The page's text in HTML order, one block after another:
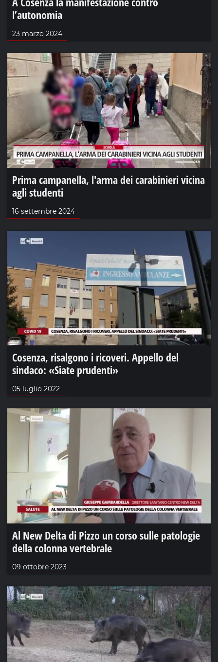
l’autonomia
23 marzo 2024
Prima campanella, l'arma dei carabinieri vicina
agli studenti
16 settembre 2024
Cosenza, risalgono i ricoveri. Appello del
sindaco: «Siate prudenti»
05 luglio 2022
Al New Delta di Pizzo un corso sulle patologie
della colonna vertebrale
09 ottobre 2023